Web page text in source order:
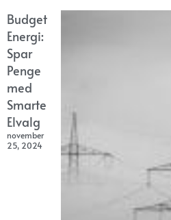
Budget
Energi:
Spar
Penge
med
Smarte
Elvalg
november
25, 2024